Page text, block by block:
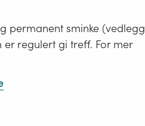
permanent sminke (vedlegg
er regulert gi treff. For mer